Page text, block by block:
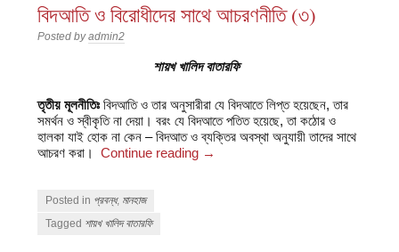
বিদআতি ও বিরোধীদের সাথে আচরণনীতি (৩)
Posted byadmin2
শায়খ খালিদ বাতারফি
তৃতীয় মূলনীতিঃ বিদআতি ও তার অনুসারীরা যে বিদআতে লিপ্ত হয়েছেন, তার
সমর্থন ও স্বীকৃতি না দেয়া। বরং যে বিদআতে পতিত হয়েছে, তা কঠোর ও
হালকা যাই হোক না কেন – বিদআত ও ব্যক্তির অবস্থা অনুযায়ী তাদের সাথে
আচরণ করা।
Continue reading →
Posted in প্রবন্ধ, মানহাজ
Tagged শায়খ খালিদ বাতারফি